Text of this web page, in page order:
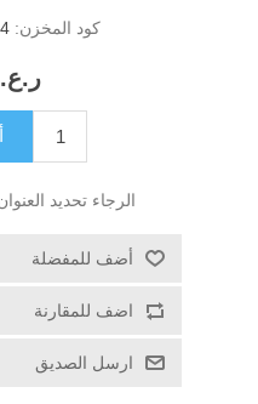
كود المخزن:
ر.ع.‏‏ 0.010
الرجاء تحديد
أضف للمفضلة
اضف للمقارنة
ارسل الصديق